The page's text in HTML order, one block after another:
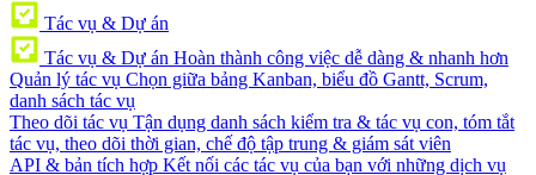
Tác vụ & Dự án
Tác vụ & Dự án Hoàn thành công việc dễ dàng & nhanh hơn
Quản lý tác vụ Chọn giữa bảng Kanban, biểu đồ Gantt, Scrum,
danh sách tác vụ
Theo dõi tác vụ Tận dụng danh sách kiểm tra & tác vụ con, tóm tắt
tác vụ, theo dõi thời gian, chế độ tập trung & giám sát viên
API & bản tích hợp Kết nối các tác vụ của bạn với những dịch vụ